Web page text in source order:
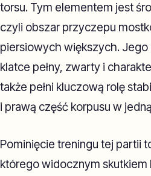
torsu. Tym elementem jest
czyli obszar przyczepu
piersiowych większych.
klatce pełny, zwarty i
także pełni kluczową rolę
i prawą część korpusu w
Pominięcie treningu tej partii
którego widocznym skutkiem